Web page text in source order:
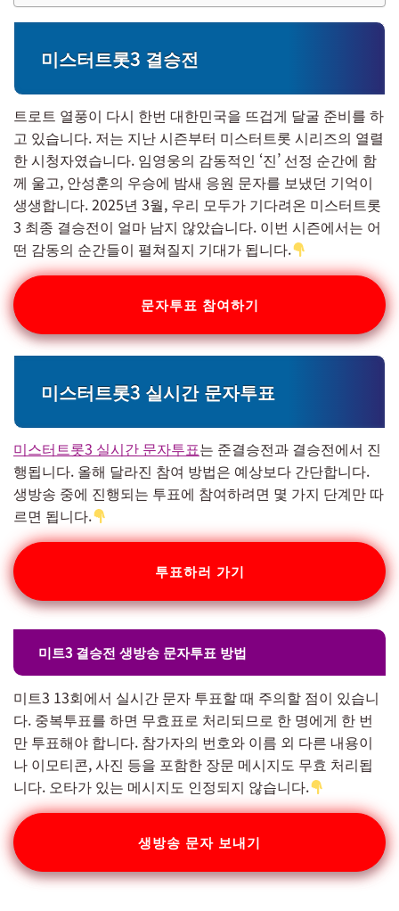
미스터트롯3 결승전
트로트 열풍이 다시 한번 대한민국을 뜨겁게 달굴 준비를 하
고 있습니다. 저는 지난 시즌부터 미스터트롯 시리즈의 열렬
한 시청자였습니다. 임영웅의 감동적인 ‘진’ 선정 순간에 함
께 울고, 안성훈의 우승에 밤새 응원 문자를 보냈던 기억이
생생합니다. 2025년 3월, 우리 모두가 기다려온 미스터트롯
3 최종 결승전이 얼마 남지 않았습니다. 이번 시즌에서는 어
떤 감동의 순간들이 펼쳐질지 기대가 됩니다.
문자투표 참여하기
미스터트롯3 실시간 문자투표
미스터트롯3 실시간 문자투표는 준결승전과 결승전에서 진
행됩니다. 올해 달라진 참여 방법은 예상보다 간단합니다.
생방송 중에 진행되는 투표에 참여하려면 몇 가지 단계만 따
르면 됩니다.
투표하러 가기
미트3 결승전 생방송 문자투표 방법
미트3 13회에서 실시간 문자 투표할 때 주의할 점이 있습니
다. 중복투표를 하면 무효표로 처리되므로 한 명에게 한 번
만 투표해야 합니다. 참가자의 번호와 이름 외 다른 내용이
나 이모티콘, 사진 등을 포함한 장문 메시지도 무효 처리됩
니다. 오타가 있는 메시지도 인정되지 않습니다.
생방송 문자 보내기